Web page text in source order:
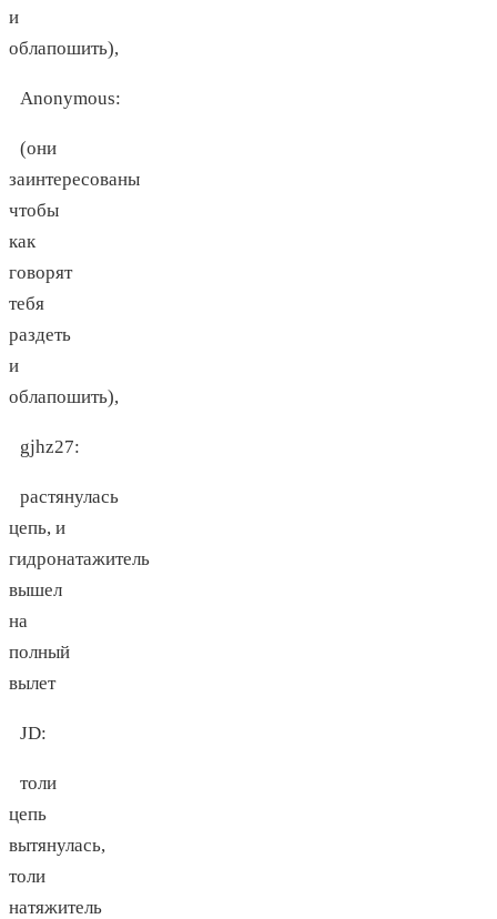
и
облапошить),
Anonymous:
(они
заинтересованы
чтобы
как
говорят
тебя
раздеть
и
облапошить),
gjhz27:
растянулась
цепь, и
гидронатажитель
вышел
на
полный
вылет
JD:
толи
цепь
вытянулась,
толи
натяжитель